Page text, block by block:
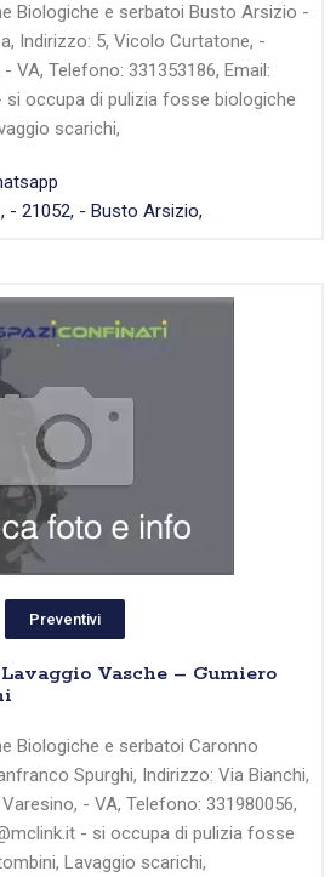
Biologiche e serbatoi Busto Arsizio -
Indirizzo: 5, Vicolo Curtatone, -
VA, Telefono: 331353186, Email:
si occupa di pulizia fosse biologiche
scarichi,
- 21052, - Busto Arsizio,
Preventivi
Vasche – Gumiero
Biologiche e serbatoi Caronno
Spurghi, Indirizzo: Via Bianchi,
- VA, Telefono: 331980056,
- si occupa di pulizia fosse
Lavaggio scarichi,